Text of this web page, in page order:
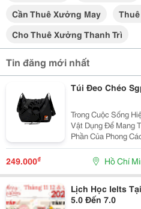
Cần Thuê Xưởng May
Cho Thuê Xưởng Thanh Trì
Tin đăng mới nhất
Túi Đeo Chéo
Trong Cuộc Sống
Vật Dụng Để Mang
Phần Của Phong
Bucket Mang Đến
Động, Kiểu Dáng
249.000₫ Hồ Chí
Lịch Học Ielts
5.0 Đến 7.0